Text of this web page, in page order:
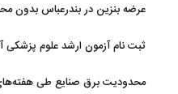
عرضه بنزین در بندرعباس بدون
ثبت نام آزمون ارشد علوم پزشکی
محدودیت‌ برق صنایع طی